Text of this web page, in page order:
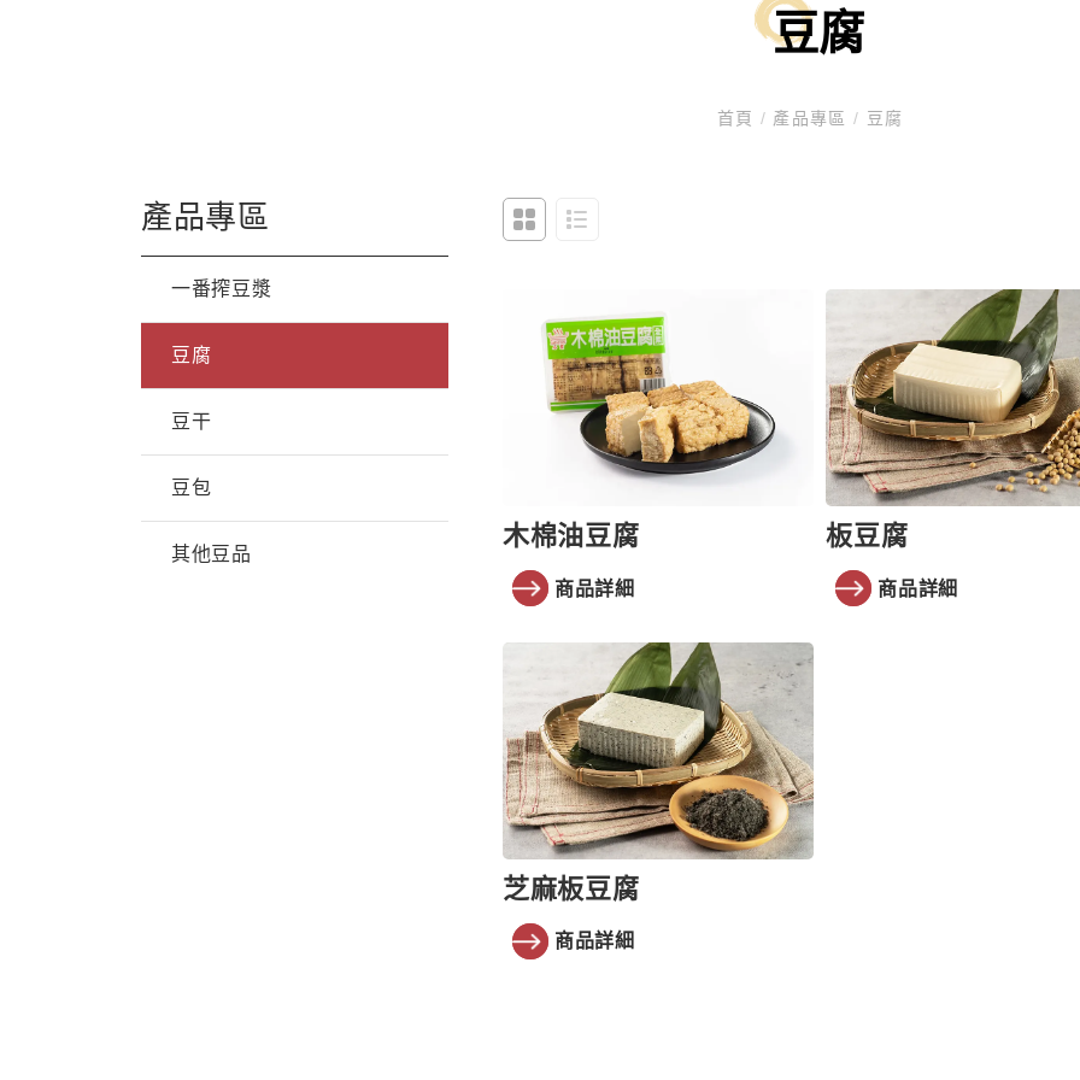
豆腐
首頁 / 產品專區/ 豆腐
產品專區
一番搾豆漿
豆腐
豆干
豆包
其他豆品
木棉油豆腐
商品詳細
板豆腐
商品詳細
芝麻板豆腐
商品詳細